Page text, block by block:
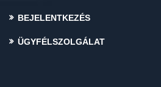
BEJELENTKEZÉS
ÜGYFÉLSZOLGÁLAT